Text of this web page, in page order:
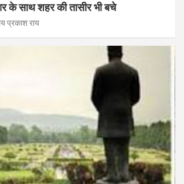
के साथ शहर की तासीर भी बचे
प्रकाश राय